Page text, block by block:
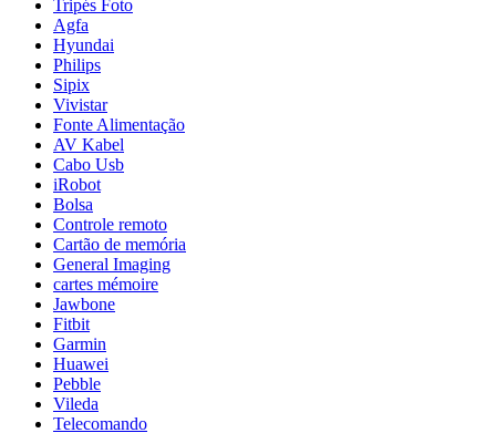
Tripés Foto
Agfa
Hyundai
Philips
Sipix
Vivistar
Fonte Alimentação
AV Kabel
Cabo Usb
iRobot
Bolsa
Controle remoto
Cartão de memória
General Imaging
cartes mémoire
Jawbone
Fitbit
Garmin
Huawei
Pebble
Vileda
Telecomando